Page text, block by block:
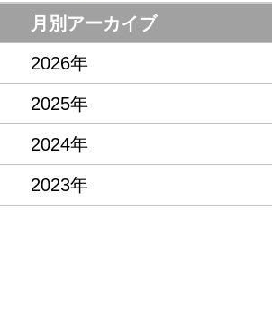
記念品・プレゼント
月別アーカイブ
2026年
2025年
2024年
2023年